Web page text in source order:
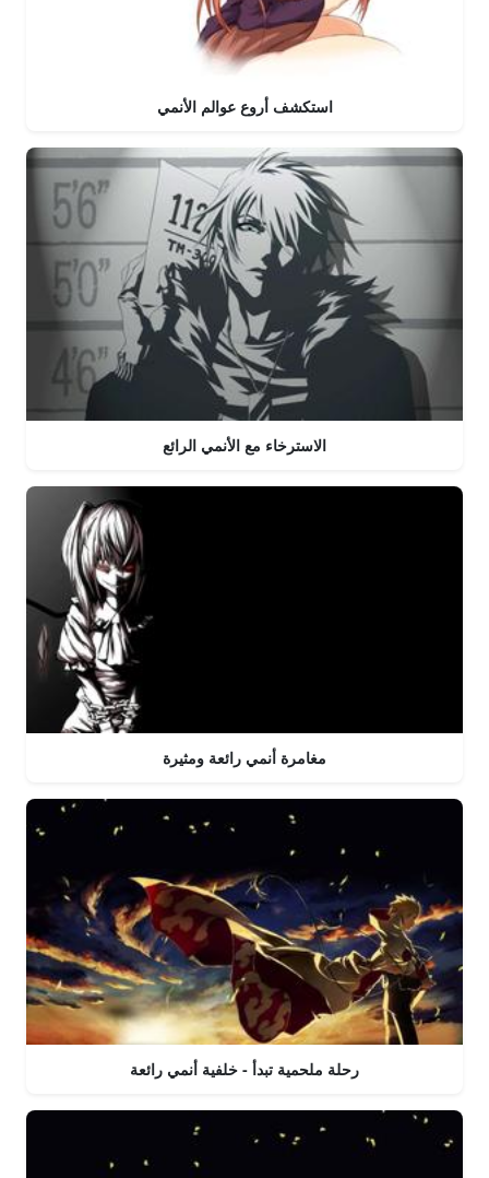
استكشف أروع عوالم الأنمي
الاسترخاء مع الأنمي الرائع
مغامرة أنمي رائعة ومثيرة
رحلة ملحمية تبدأ - خلفية أنمي رائعة